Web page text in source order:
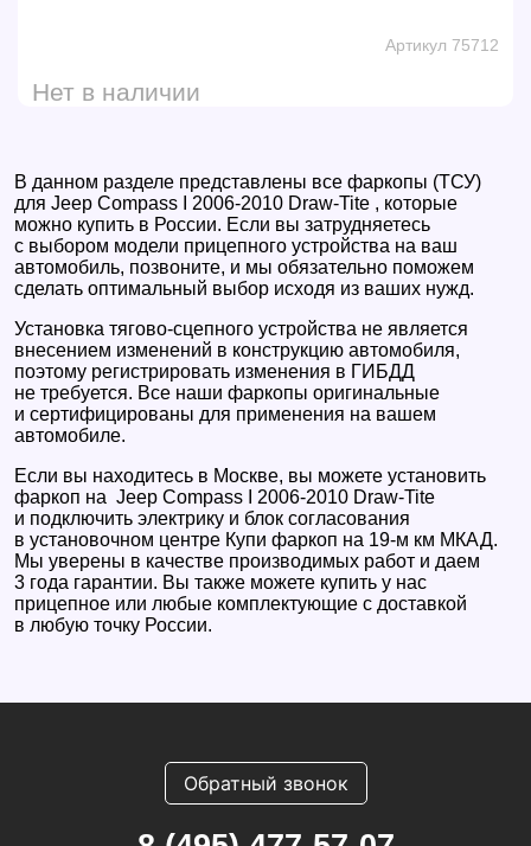
Артикул 75712
Нет в наличии
В данном разделе представлены все фаркопы (ТСУ)
для Jeep Compass I 2006-2010 Draw-Tite , которые
можно купить в России. Если вы затрудняетесь
с выбором модели прицепного устройства на ваш
автомобиль, позвоните, и мы обязательно поможем
сделать оптимальный выбор исходя из ваших нужд.
Установка тягово-сцепного устройства не является
внесением изменений в конструкцию автомобиля,
поэтому регистрировать изменения в ГИБДД
не требуется. Все наши фаркопы оригинальные
и сертифицированы для применения на вашем
автомобиле.
Если вы находитесь в Москве, вы можете установить
фаркоп на Jeep Compass I 2006-2010 Draw-Tite
и подключить электрику и блок согласования
в установочном центре Купи фаркоп на 19-м км МКАД.
Мы уверены в качестве производимых работ и даем
3 года гарантии. Вы также можете купить у нас
прицепное или любые комплектующие с доставкой
в любую точку России.
Обратный звонок